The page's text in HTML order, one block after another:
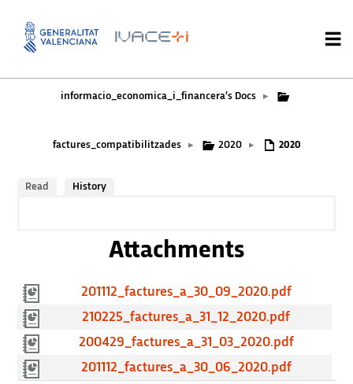
informacio_economica_i_financera’s Docs ▸
factures_compatibilitzades ▸ 2020 ▸ 2020
Read History
Attachments
201112_factures_a_30_09_2020.pdf
210225_factures_a_31_12_2020.pdf
200429_factures_a_31_03_2020.pdf
201112_factures_a_30_06_2020.pdf